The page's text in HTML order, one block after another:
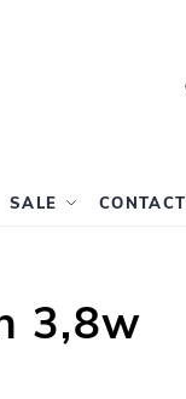
SALE CONTACT
3,8w